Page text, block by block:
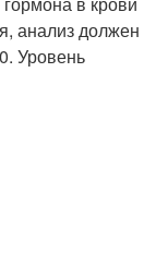
анализ должен
Уровень